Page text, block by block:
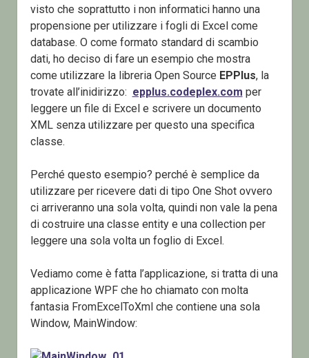
visto che soprattutto i non informatici hanno una
propensione per utilizzare i fogli di Excel come
database. O come formato standard di scambio
dati, ho deciso di fare un esempio che mostra
come utilizzare la libreria Open Source EPPlus, la
trovate all’inidirizzo: epplus.codeplex.com per
leggere un file di Excel e scrivere un documento
XML senza utilizzare per questo una specifica
classe.
Perché questo esempio? perché è semplice da
utilizzare per ricevere dati di tipo One Shot ovvero
ci arriveranno una sola volta, quindi non vale la pena
di costruire una classe entity e una collection per
leggere una sola volta un foglio di Excel.
Vediamo come è fatta l’applicazione, si tratta di una
applicazione WPF che ho chiamato con molta
fantasia FromExcelToXml che contiene una sola
Window, MainWindow: